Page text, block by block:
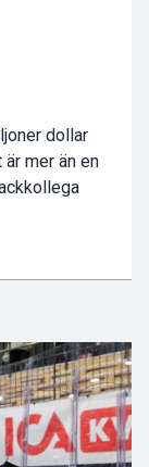
dollar
mer än en